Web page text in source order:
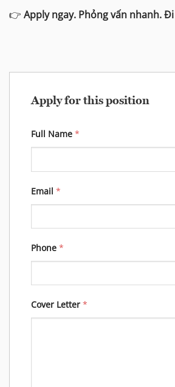
👉 Apply ngay. Phỏng vấn nhanh.
Apply for this position
Full Name *
Email *
Phone *
Cover Letter *